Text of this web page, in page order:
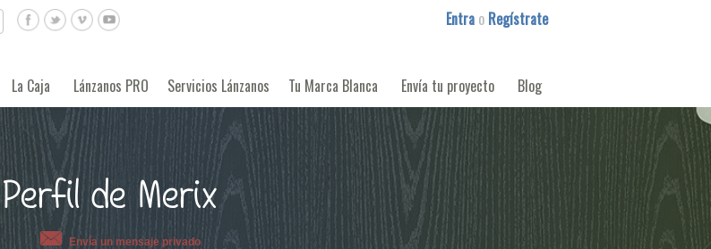
Entra o Regístrate
La Caja Lánzanos PRO Servicios Lánzanos Tu Marca Blanca Envía tu proyecto Blog
Perfil de Merix
Envía un mensaje privado